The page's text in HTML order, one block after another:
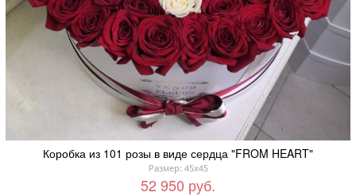
Коробка из 101 розы в виде сердца "FROM HEART"
Размер: 45x45
52 950 руб.